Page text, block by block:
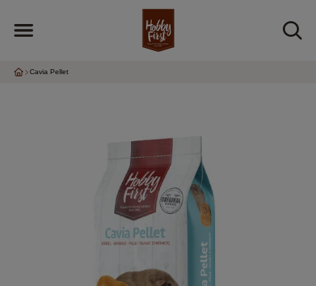
Cavia Pellet